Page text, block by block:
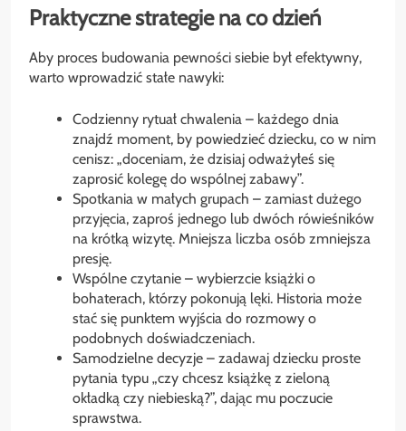
Praktyczne strategie na co dzień
Aby proces budowania pewności siebie był efektywny,
warto wprowadzić stałe nawyki:
Codzienny rytuał chwalenia – każdego dnia
znajdź moment, by powiedzieć dziecku, co w nim
cenisz: „doceniam, że dzisiaj odważyłeś się
zaprosić kolegę do wspólnej zabawy”.
Spotkania w małych grupach – zamiast dużego
przyjęcia, zaproś jednego lub dwóch rówieśników
na krótką wizytę. Mniejsza liczba osób zmniejsza
presję.
Wspólne czytanie – wybierzcie książki o
bohaterach, którzy pokonują lęki. Historia może
stać się punktem wyjścia do rozmowy o
podobnych doświadczeniach.
Samodzielne decyzje – zadawaj dziecku proste
pytania typu „czy chcesz książkę z zieloną
okładką czy niebieską?”, dając mu poczucie
sprawstwa.